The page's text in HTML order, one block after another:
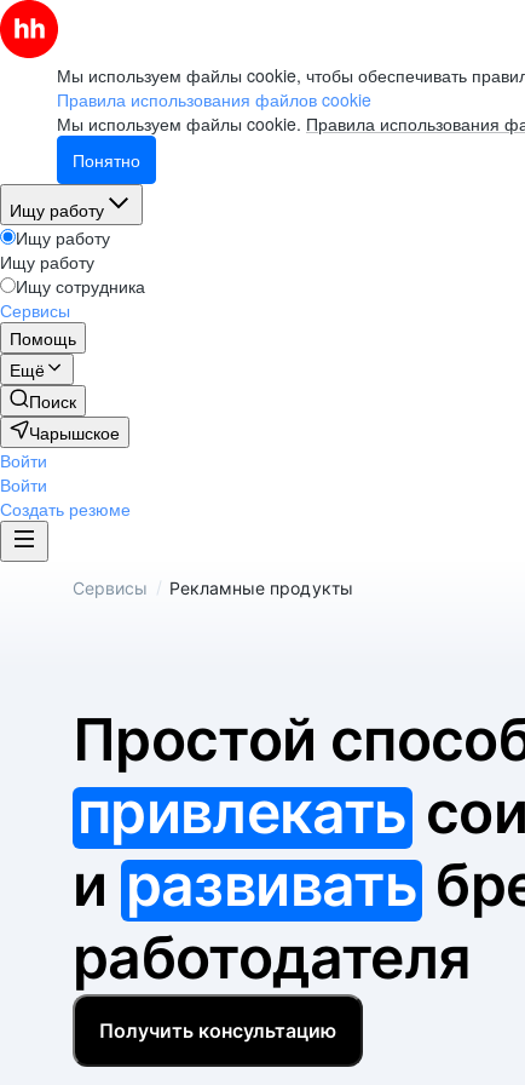
Мы используем файлы cookie, чтобы обеспечивать
Правила использования файлов cookie
Мы используем файлы cookie. Правила использования
Понятно
Ищу работу
Ищу работу
Ищу работу
Ищу сотрудника
Сервисы
Помощь
Ещё
Поиск
Чарышское
Войти
Войти
Создать резюме
Сервисы / Рекламные продукты
Простой
привлекать
и развивать
работодателя
Получить консультацию